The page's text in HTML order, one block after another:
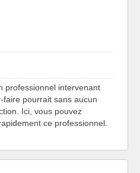
professionnel intervenant
pourrait sans aucun
Ici, vous pouvez
ce professionnel.